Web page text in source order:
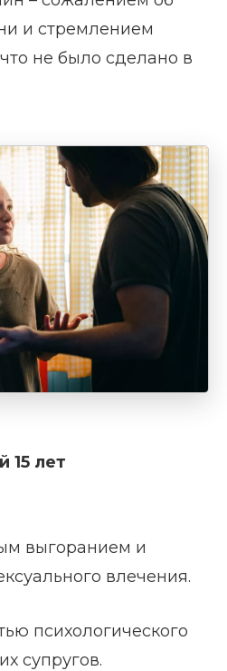
и стремлением
не было сделано в
15 лет
выгоранием и
влечения.
психологического
супругов.